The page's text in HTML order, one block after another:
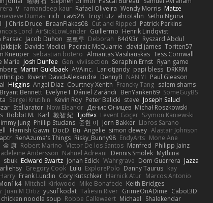
V ramandeep kaur Rafael Oliveira Wendy Morris Matze
Dumas rich cav528 Troy Lutz ahrotahn Sethu Nguna
J Chris Druce BraanFlakes08 Cut and Ripped Patrick Perkins
Lord AirSickLowLander Guillermo Henrik Lindqvist
Parsec Jacob Duhon 포로루 Deborah 84d93r Ryszard Abdul
Davide Medici Padraic McQuarrie david james Toriten57
Kneuper sebastian botero Almantas Vasiliauskas Tess Cornwall
Marie Josh Dunfee Gen viviisection Seraphin Ernst Ryan game
Martin Guldbaek AVAinc. Lariotjandy papi bless DRKRM
Riverin David-Alexandre DennyB NAN YI Paul Gleason
Higgins Angel Diaz Courtney Xenith Francky Tang salem shams
Bryant Bennett Evelyne I Dániel Zarándi BenYanken69 SomeGuyBS
Sergei Krutihin Kevin Roy Peter Balicki steve Joseph Salud
Stellarator Now Eleanor Денис Оницев Michał Roszkowski
Bobbit M. Karl 敦智 紀 Tjoffex Levent Göçer Szymon Kaniewski
Jimmy Jung Phillip Studans 준현 이 Jorn Bakker Lloros Sarano
Hamish Gawn DocD Bu Angelie simon dewey Alastair Johnson
RenAzuma's Things Risky_Bunny98 EndyArts Mone Ane
金 康 Robert Marino Victor De los Santos Manfred Philipp Jainz
Andersson Nahuel Adreani Dennis Smolek Mythina
sbuk Edward Swartz Jonah Edick Wahrgrave Dom Guerrera Jazza
Gregory Cook Lulu ExplorePolo Danny Taurus kay
Harry Frank Lundin Cory Kutschker Harnick Atur Marcos Antonio
Mitchell Kirkwood Mike Bonafede Keith Bridges
Juan M Ortiz yusuf kodat Taliesin River GrimeOnADime Cabot3D
chicken noodle soup Robbe Callewaert Michael Shalekendar